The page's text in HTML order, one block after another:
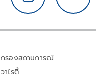
กรองสถานการณ์
วาไรตี้